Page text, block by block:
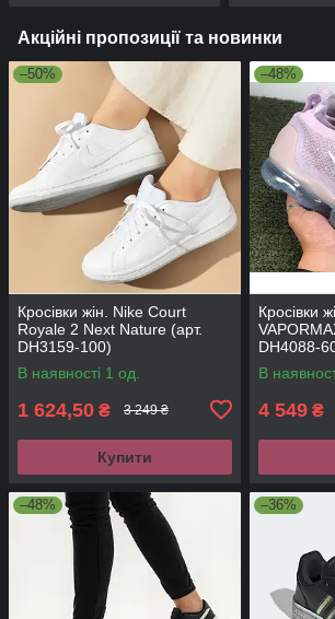
Акційні пропозиції та новинки
–50%
Кросівки жін. Nike Court
Royale 2 Next Nature (арт.
DH3159-100)
В наявності 1 од.
1 624,50 ₴ 3 249 ₴
Купити
–48%
Кросівки
DH4088-
В
4 549 ₴
–48% –36%